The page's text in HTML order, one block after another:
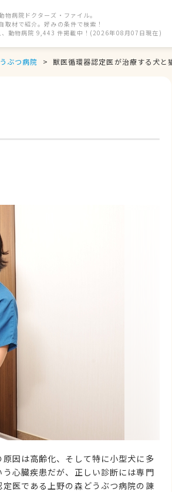
病院ドクターズ・ファイル。
取材で紹介。好みの条件で検索！
、動物病院 9,443 件掲載中！(2026年08月07日現在)
ぶつ病院 獣医循環器認定医が治療する犬と
因は高齢化、そして特に小型犬に多
心臓疾患だが、正しい診断には専門
医である上野の森どうぶつ病院の諌